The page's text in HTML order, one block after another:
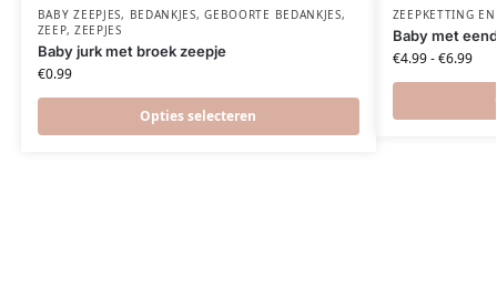
BABY ZEEPJES, BEDANKJES,GEBOORTE BEDANKJES,
ZEEP, ZEEPJES
Baby jurk met broek zeepje
€0.99
Opties selecteren
ZEEPKETTING
Baby met
€4.99-€6.99